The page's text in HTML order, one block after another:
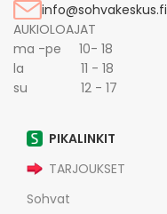
info@sohvakeskus.fi
AUKIOLOAJAT
ma -pe 10- 18
la 11 - 18
su 12 - 17
PIKALINKIT
TARJOUKSET
Sohvat